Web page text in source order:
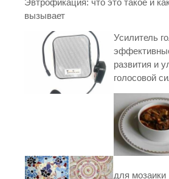
Эвтрофикация: что это такое и
вызывает
Усилитель
развития и
голосовой
для мозаики